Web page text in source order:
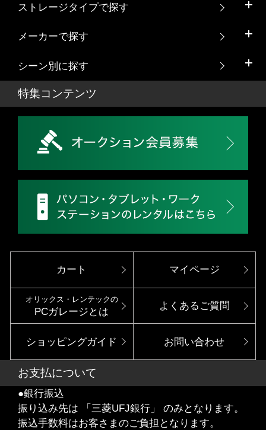
ストレージタイプで探す
メーカーで探す
シーン別に探す
特集コンテンツ
カート マイページ
オリックス・レンテックの
PCガレージとは
よくあるご質問
ショッピングガイド お問い合わせ
お支払について
●銀行振込
振り込み先は 「三菱UFJ銀行」 のみとなります。
振込手数料はお客さまのご負担となります。